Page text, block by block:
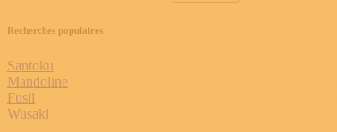
Recherches populaires
Santoku
Mandoline
Fusil
Wusaki